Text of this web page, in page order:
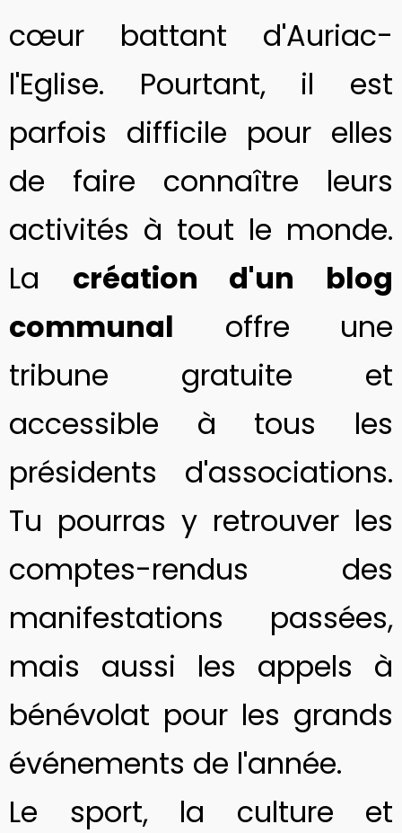
cœur battant d'Auriac-
l'Eglise. Pourtant, il est
parfois difficile pour elles
de faire connaître leurs
activités à tout le monde.
La création d'un blog
communal offre une
tribune gratuite et
accessible à tous les
présidents d'associations.
Tu pourras y retrouver les
comptes-rendus des
manifestations passées,
mais aussi les appels à
bénévolat pour les grands
événements de l'année.
Le sport, la culture et